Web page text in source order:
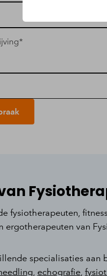
fysiotherapeuten,
ergotherapeuten van
specialisaties aan
, echografie,